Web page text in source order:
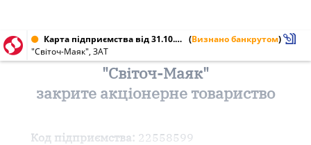
Карта підприємства від 31.10.2000 № 22558599 (Визнано банкрутом)
"Світоч-Маяк", ЗАТ
"Світоч-Маяк"
закрите акціонерне товариство
Код підприємства: 22558599